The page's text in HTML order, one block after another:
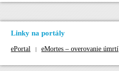
Linky na portály
ePortal | eMortes – overovanie úmrtí